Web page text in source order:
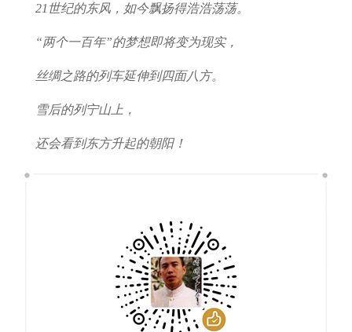
21世纪的东风，如今飘扬得浩浩荡荡。
“两个一百年”的梦想即将变为现实，
丝绸之路的列车延伸到四面八方。
雪后的列宁山上，
还会看到东方升起的朝阳！